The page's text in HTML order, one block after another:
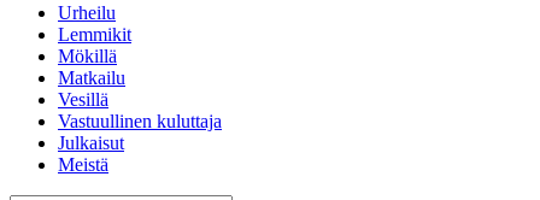
Urheilu
Lemmikit
Mökillä
Matkailu
Vesillä
Vastuullinen kuluttaja
Julkaisut
Meistä